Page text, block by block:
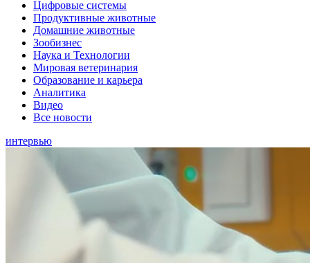
Цифровые системы
Продуктивные животные
Домашние животные
Зообизнес
Наука и Технологии
Мировая ветеринария
Образование и карьера
Аналитика
Видео
Все новости
интервью